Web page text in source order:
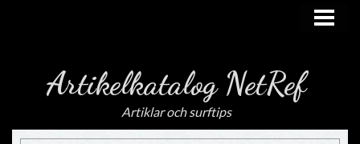
Artikelkatalog NetRef
Artiklar och surftips